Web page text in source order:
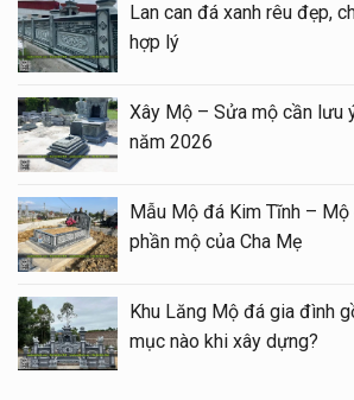
đẹp tại Ninh
Mộ bằng Mẫu
– Long đình đá
đá) tại khu Lăng
Lan
Xây
Mẫu
phần
Khu
mục